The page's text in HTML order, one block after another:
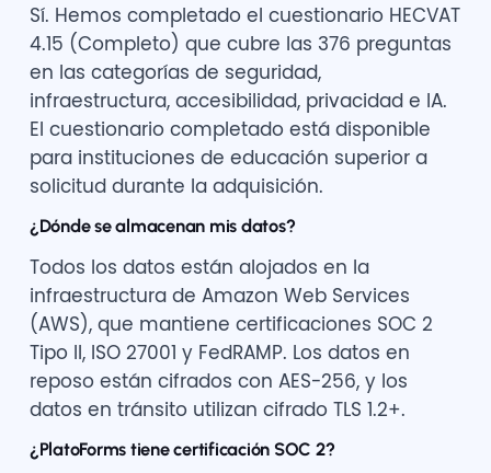
Sí. Hemos completado el cuestionario HECVAT
4.15 (Completo) que cubre las 376 preguntas
en las categorías de seguridad,
infraestructura, accesibilidad, privacidad e IA.
El cuestionario completado está disponible
para instituciones de educación superior a
solicitud durante la adquisición.
¿Dónde se almacenan mis datos?
Todos los datos están alojados en la
infraestructura de Amazon Web Services
(AWS), que mantiene certificaciones SOC 2
Tipo II, ISO 27001 y FedRAMP. Los datos en
reposo están cifrados con AES-256, y los
datos en tránsito utilizan cifrado TLS 1.2+.
¿PlatoForms tiene certificación SOC 2?